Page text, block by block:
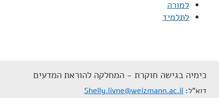
למורה
לתלמיד
כימיה בגישה חוקרת - המחלקה להוראת המדעים
דוא"ל Shelly.livne@weizmann.ac.il